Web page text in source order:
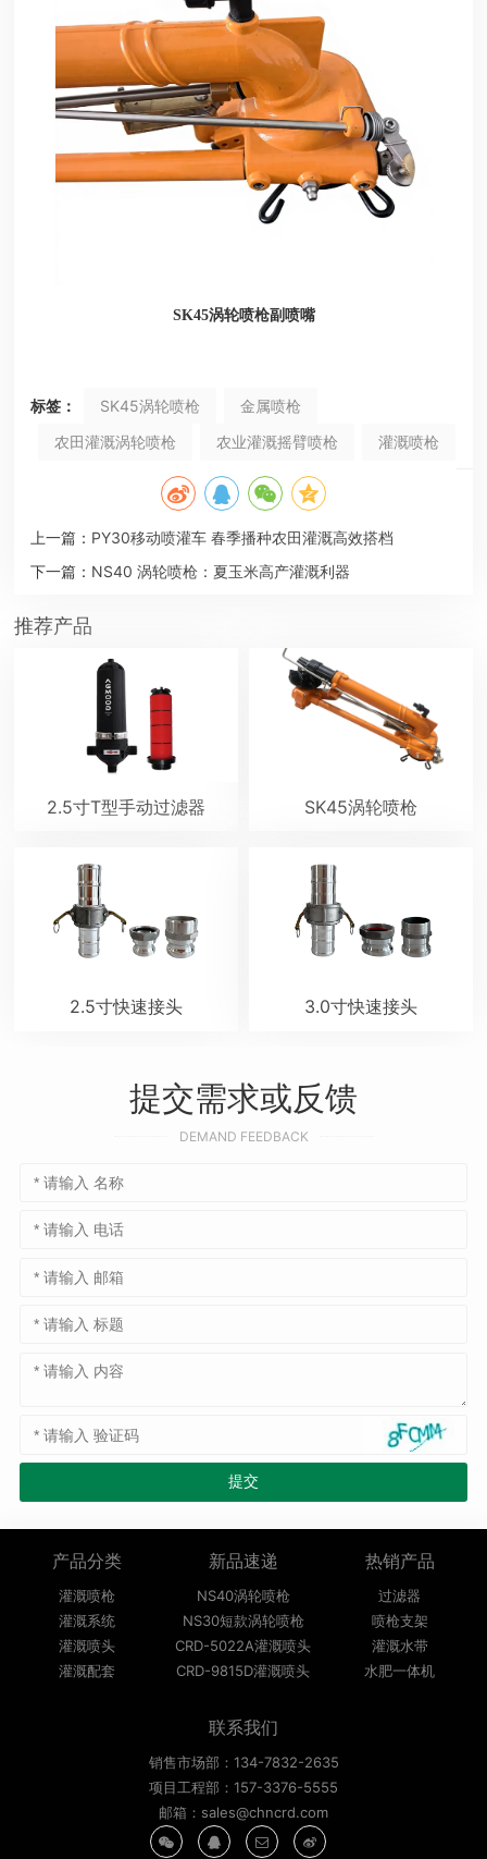
SK45涡轮喷枪副喷嘴
标签： SK45涡轮喷枪
金属喷枪
农田灌溉涡轮喷枪
农业灌溉摇臂喷枪 灌溉喷枪
上一篇： PY30移动喷灌车 春季播种农田灌溉高效搭档
下一篇： NS40 涡轮喷枪：夏玉米高产灌溉利器
推荐产品
2.5寸T型手动过滤器 SK45涡轮喷枪
2.5寸快速接头 3.0寸快速接头
提交需求或反馈
DEMAND FEEDBACK
产品分类
灌溉喷枪
灌溉系统
灌溉喷头
灌溉配套
新品速递
NS40涡轮喷枪
NS30短款涡轮喷枪
CRD-5022A灌溉喷头
CRD-9815D灌溉喷头
热销产品
过滤器
喷枪支架
灌溉水带
水肥一体机
联系我们
销售市场部：134-7832-2635
项目工程部：157-3376-5555
邮箱：sales@chncrd.com